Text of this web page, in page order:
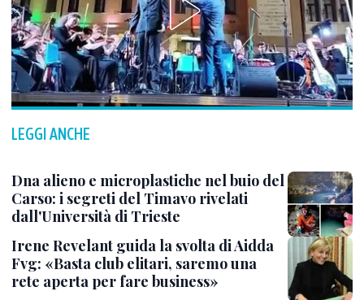
LEGGI ANCHE
Dna alieno e microplastiche nel buio del
Carso: i segreti del Timavo rivelati
dall'Università di Trieste
Irene Revelant guida la svolta di Aidda
Fvg: «Basta club elitari, saremo una
rete aperta per fare business»